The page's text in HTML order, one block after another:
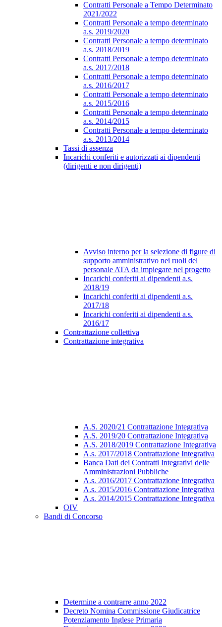
Contratti Personale a Tempo Determinato
2021/2022
Contratti Personale a tempo determinato
a.s. 2019/2020
Contratti Personale a tempo determinato
a.s. 2018/2019
Contratti Personale a tempo determinato
a.s. 2017/2018
Contratti Personale a tempo determinato
a.s. 2016/2017
Contratti Personale a tempo determinato
a.s. 2015/2016
Contratti Personale a tempo determinato
a.s. 2014/2015
Contratti Personale a tempo determinato
a.s. 2013/2014
Tassi di assenza
Incarichi conferiti e autorizzati ai dipendenti
(dirigenti e non dirigenti)
Avviso interno per la selezione di figure di
supporto amministrativo nei ruoli del
personale ATA da impiegare nel progetto
Incarichi conferiti ai dipendenti a.s.
2018/19
Incarichi conferiti ai dipendenti a.s.
2017/18
Incarichi conferiti ai dipendenti a.s.
2016/17
Contrattazione collettiva
Contrattazione integrativa
A.S. 2020/21 Contrattazione Integrativa
A.S. 2019/20 Contrattazione Integrativa
A.S. 2018/2019 Contrattazione Integrativa
A.s. 2017/2018 Contrattazione Integrativa
Banca Dati dei Contratti Integrativi delle
Amministrazioni Pubbliche
A.s. 2016/2017 Contrattazione Integrativa
A.s. 2015/2016 Contrattazione Integrativa
A.s. 2014/2015 Contrattazione Integrativa
OIV
Bandi di Concorso
Determine a contrarre anno 2022
Decreto Nomina Commissione Giudicatrice
Potenziamento Inglese Primaria